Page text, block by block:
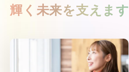
輝く未来を支えます